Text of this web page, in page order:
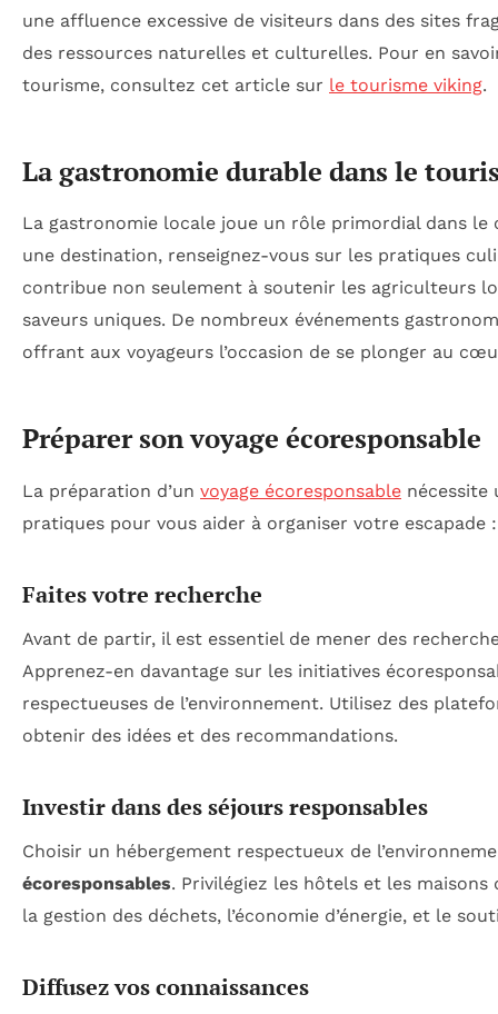
une affluence excessive de visiteurs dans des sites
des ressources naturelles et culturelles. Pour en
tourisme, consultez cet article sur le tourisme viking.
La gastronomie durable dans le
La gastronomie locale joue un rôle primordial dans le
une destination, renseignez-vous sur les pratiques
contribue non seulement à soutenir les agriculteurs
saveurs uniques. De nombreux événements
offrant aux voyageurs l’occasion de se plonger au
Préparer son voyage écoresponsable
La préparation d’un voyage écoresponsable nécessite
pratiques pour vous aider à organiser votre escapade :
Faites votre recherche
Avant de partir, il est essentiel de mener des
Apprenez-en davantage sur les initiatives
respectueuses de l’environnement. Utilisez des
obtenir des idées et des recommandations.
Investir dans des séjours responsables
Choisir un hébergement respectueux de
écoresponsables. Privilégiez les hôtels et les
la gestion des déchets, l’économie d’énergie, et le
Diffusez vos connaissances